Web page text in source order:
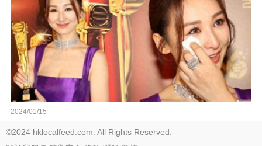
2024/01/15
©2024 hklocalfeed.com. All Rights Reserved.